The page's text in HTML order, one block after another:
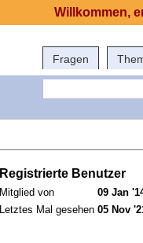
Fragen
Registrierte Benutzer
Mitglied von
09 Jan
Letztes Mal gesehen 05 Nov
Willkommen,